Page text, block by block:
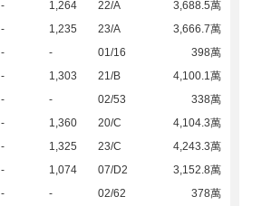
- 1,264 22/A
3,688.5萬
- 1,235 23/A
3,666.7萬
- - 01/16
398萬
- 1,303 21/B
4,100.1萬
- - 02/53
338萬
- 1,360 20/C
4,104.3萬
- 1,325 23/C
4,243.3萬
- 1,074 07/D2
3,152.8萬
- - 02/62
378萬